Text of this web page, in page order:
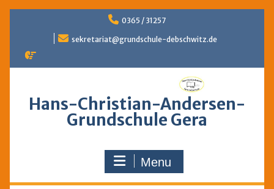
0365 / 31257
sekretariat@grundschule-debschwitz.de
Hans-Christian-Andersen-
Grundschule Gera
Menu